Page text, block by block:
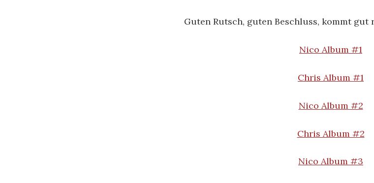
Guten Rutsch, guten Beschluss, kommt gut
Nico Album #1
Chris Album #1
Nico Album #2
Chris Album #2
Nico Album #3